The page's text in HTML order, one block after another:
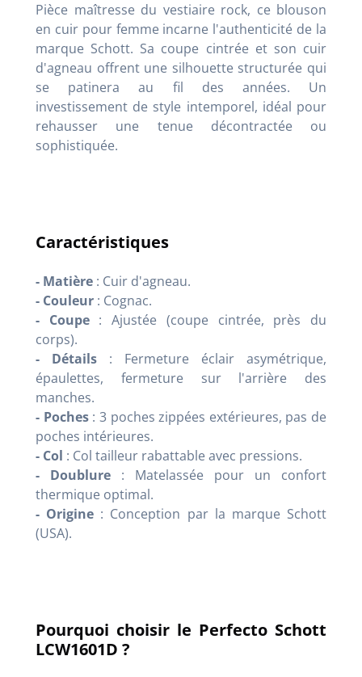
Pièce maîtresse du vestiaire rock, ce blouson
en cuir pour femme incarne l'authenticité de la
marque Schott. Sa coupe cintrée et son cuir
d'agneau offrent une silhouette structurée qui
se patinera au fil des années. Un
investissement de style intemporel, idéal pour
rehausser une tenue décontractée ou
sophistiquée.
Caractéristiques
- Matière : Cuir d'agneau.
- Couleur : Cognac.
- Coupe: Ajustée (coupe cintrée, près du
corps).
- Détails : Fermeture éclair asymétrique,
épaulettes, fermeture sur l'arrière des
manches.
- Poches : 3 poches zippées extérieures, pas de
poches intérieures.
- Col : Col tailleur rabattable avec pressions.
- Doublure : Matelassée pour un confort
thermique optimal.
- Origine : Conception par la marque Schott
(USA).
Pourquoi choisir le Perfecto Schott
LCW1601D ?